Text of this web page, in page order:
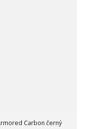
Carbon černý